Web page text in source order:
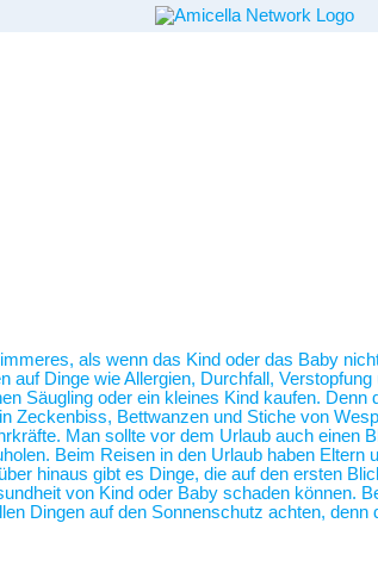
als wenn das Kind oder das Baby
Dinge wie Allergien, Durchfall,
Säugling oder ein kleines Kind kaufen.
Zeckenbiss, Bettwanzen und Stiche von
Man sollte vor dem Urlaub auch einen
Beim Reisen in den Urlaub haben Eltern
hinaus gibt es Dinge, die auf den ersten
von Kind oder Baby schaden können.
Dingen auf den Sonnenschutz achten, denn